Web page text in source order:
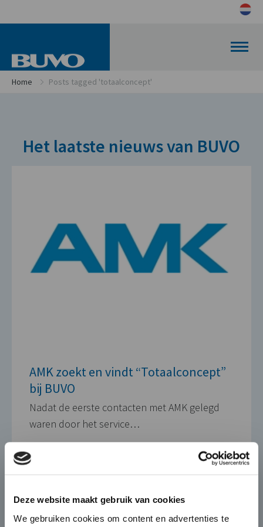
Deze website maakt gebruik van cookies
We gebruiken cookies om content en advertenties te
Home Posts tagged 'totaalconcept'
Het laatste nieuws van BUVO
AMK zoekt en vindt “Totaalconcept”
bij BUVO
Nadat de eerste contacten met AMK gelegd
waren door het service…
Mobility
×